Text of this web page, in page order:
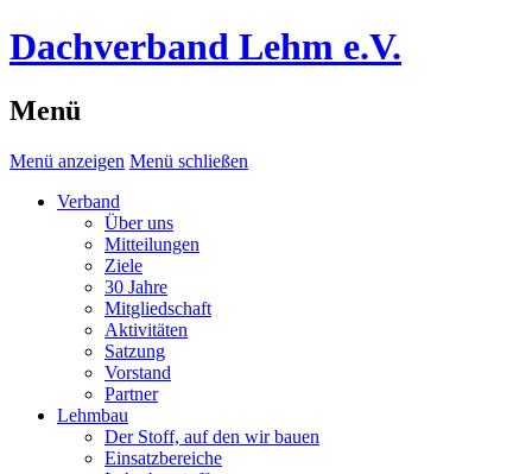
Dachverband Lehm e.V.
Menü
Menü anzeigen Menü schließen
Verband
Über uns
Mitteilungen
Ziele
30 Jahre
Mitgliedschaft
Aktivitäten
Satzung
Vorstand
Partner
Lehmbau
Der Stoff, auf den wir bauen
Einsatzbereiche